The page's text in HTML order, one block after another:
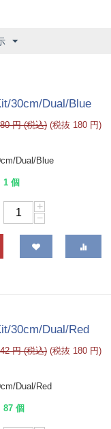
30cm/Dual/Blue
円(税込) (税抜 180 円)
Dual/Blue
1 個
+
−
30cm/Dual/Red
円(税込) (税抜 180 円)
Dual/Red
87 個